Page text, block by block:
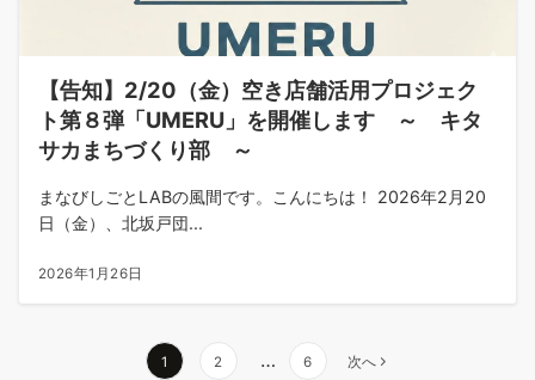
【告知】2/20（金）空き店舗活用プロジェク
ト第８弾「UMERU」を開催します ～ キタ
サカまちづくり部 ～
まなびしごとLABの風間です。こんにちは！ 2026年2月20
日（金）、北坂戸団...
2026年1月26日
1 2 … 6 次へ